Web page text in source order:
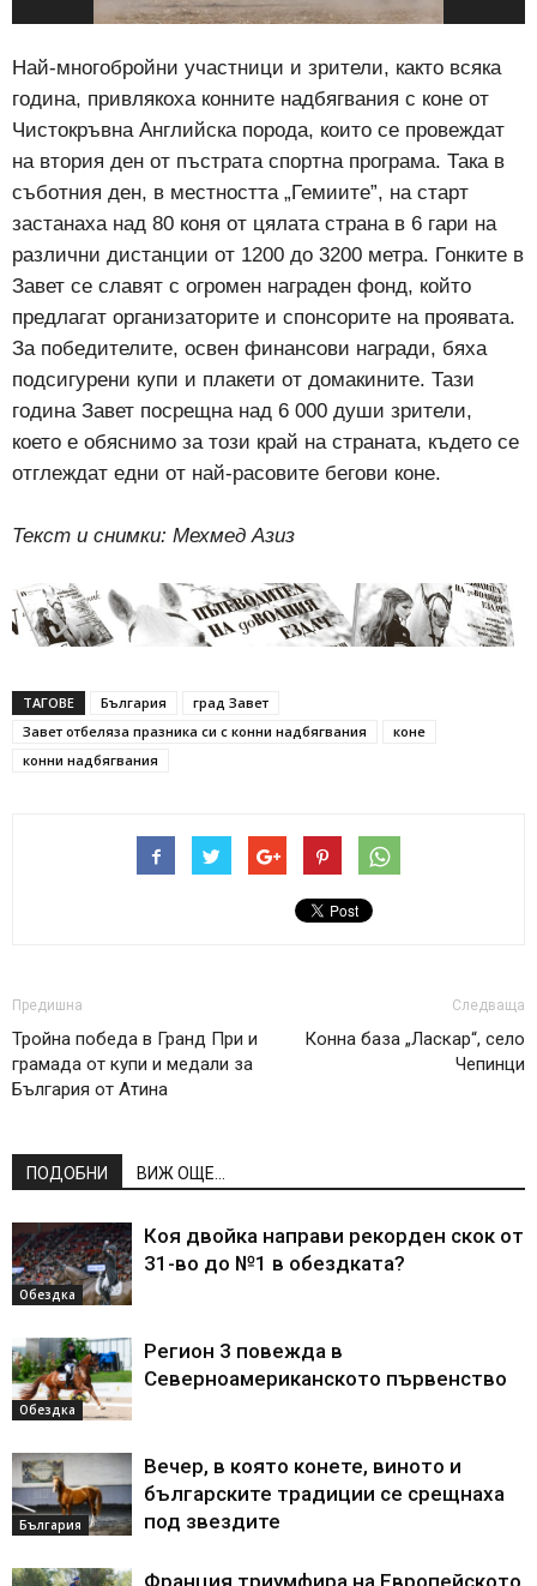
Най-многобройни участници и зрители, както всяка
година, привлякоха конните надбягвания с коне от
Чистокръвна Английска порода, които се провеждат
на втория ден от пъстрата спортна програма. Така в
съботния ден, в местността „Гемиите”, на старт
застанаха над 80 коня от цялата страна в 6 гари на
различни дистанции от 1200 до 3200 метра. Гонките в
Завет се славят с огромен награден фонд, който
предлагат организаторите и спонсорите на проявата.
За победителите, освен финансови награди, бяха
подсигурени купи и плакети от домакините. Тази
година Завет посрещна над 6 000 души зрители,
което е обяснимо за този край на страната, където се
отглеждат едни от най-расовите бегови коне.
Текст и снимки: Мехмед Азиз
ТАГОВЕ България
град Завет
Завет отбеляза празника си с конни надбягвания
коне
конни надбягвания
Предишна
Тройна победа в Гранд При и
грамада от купи и медали за
България от Атина
Следваща
Конна база „Ласкар“, село
Чепинци
ПОДОБНИ ВИЖ ОЩЕ...
Обездка
Коя двойка направи рекорден скок от
31-во до №1 в обездката?
Обездка
Регион 3 повежда в
Северноамериканското първенство
България
Вечер, в която конете, виното и
българските традиции се срещнаха
под звездите
Франция триумфира на Европейското